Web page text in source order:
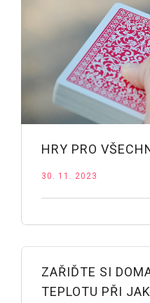
HRY PRO
30. 11. 2023
ZAŘIĎTE SI
TEPLOTU PŘI